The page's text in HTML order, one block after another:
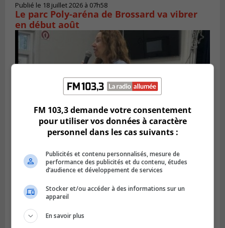
Publié le 18 juillet 2026 à 07h58
Le parc Poly-aréna de Brossard va vibrer
en début août
Publié le 6 juillet 2026 à 11h18
Climat Québec dévoile deux candidats
pour l’Agglomération
FM 103,3 demande votre consentement
pour utiliser vos données à caractère
personnel dans les cas suivants :
Publicités et contenu personnalisés, mesure de
performance des publicités et du contenu, études
d’audience et développement de services
Stocker et/ou accéder à des informations sur un
appareil
En savoir plus